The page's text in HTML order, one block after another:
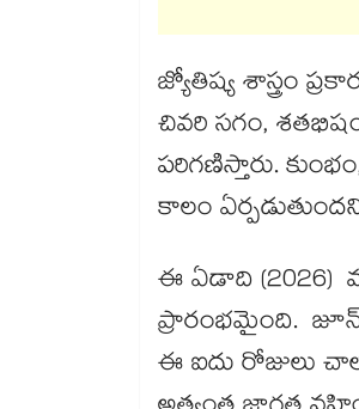
జ్యోతిష్య శాస్త్రం
చివరి సగం,
పరిగణిస్తారు.
కాలం
ఈ ఏడాది (2026)
ప్రారంభమైంది. జూన్
ఈ ఐదు రోజులు